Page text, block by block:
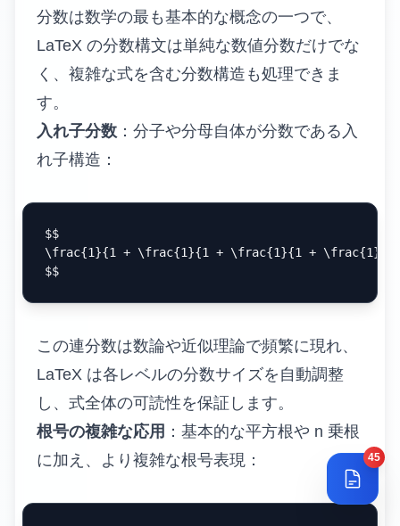
分数は数学の最も基本的な概念の一つで、
LaTeX の分数構文は単純な数値分数だけでな
く、複雑な式を含む分数構造も処理できま
す。
入れ子分数 ：分子や分母自体が分数である入
れ子構造：
$$
\frac{1}{1 + \frac{1}{1 + \frac{1}{1 +
この連分数は数論や近似理論で頻繁に現れ、
LaTeX は各レベルの分数サイズを自動調整
し、式全体の可読性を保証します。
根号の複雑な応用 ：基本的な平方根や n 乗根
に加え、より複雑な根号表現：
45